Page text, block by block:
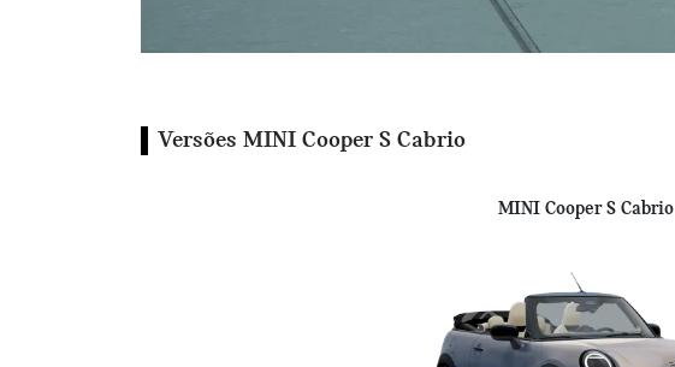
Versões MINI Cooper S Cabrio
MINI Cooper S Cabrio